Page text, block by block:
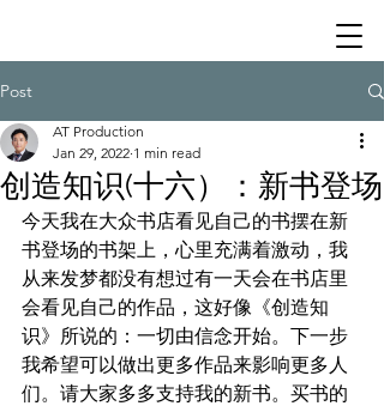
Post
创造知识(十六）：新书登场
AT Production
Jan 29, 2022 1 min read
今天我在大众书店看见自己的书摆在新
书登场的书架上，心里充满着激动，我
从来发梦都没有想过有一天会在书店里
会看见自己的作品，这好像《创造知
识》所说的：一切由信念开始。下一步
我希望可以做出更多作品来影响更多人
们。请大家多多支持我的新书。买书的